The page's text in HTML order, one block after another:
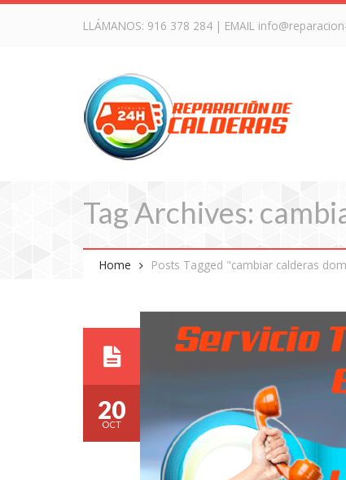
LLÁMANOS: 916 378 284 | EMAIL
Tag Archives:
Home Posts Tagged "cambiar calderas
20
OCT